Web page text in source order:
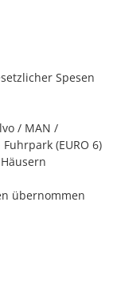
Spesen
/ MAN /
(EURO 6)
übernommen